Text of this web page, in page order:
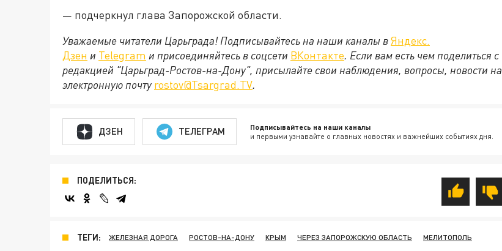
— подчеркнул глава Запорожской области.
Уважаемые читатели Царьграда! Подписывайтесь на наши каналы вЯндекс.
Дзен и Telegram и присоединяйтесь в соцсети ВКонтакте. Если вам есть чем поделиться с
редакцией "Царьград-Ростов-на-Дону", присылайте свои наблюдения, вопросы, новости на
электронную почту rostov@Tsargrad.ТV.
ДЗЕН ТЕЛЕГРАМ Подписывайтесь на наши каналы
и первыми узнавайте о главных новостях и важнейших событиях дня.
ПОДЕЛИТЬСЯ:
ТЕГИ: ЖЕЛЕЗНАЯ ДОРОГА РОСТОВ-НА-ДОНУ КРЫМ ЧЕРЕЗ ЗАПОРОЖСКУЮ ОБЛАСТЬ
МЕЛИТОПОЛЬ